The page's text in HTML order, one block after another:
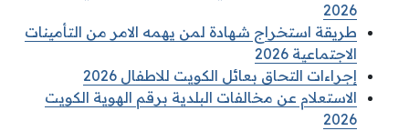
2026
طريقة استخراج شهادة لمن يهمه الامر من التأمينات
الاجتماعية 2026
إجراءات التحاق بعائل الكويت للاطفال 2026
الاستعلام عن مخالفات البلدية برقم الهوية الكويت
2026